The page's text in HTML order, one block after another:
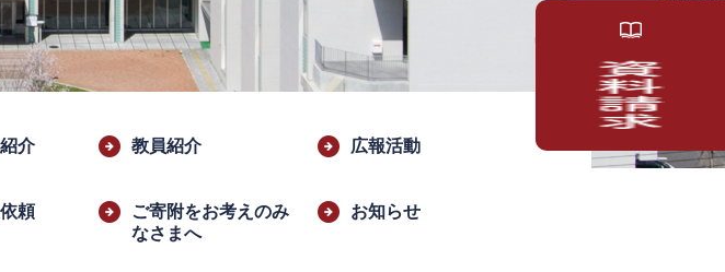
介 教員紹介 広報活動
頼
ご寄附をお考えのみ
なさまへ
お知らせ